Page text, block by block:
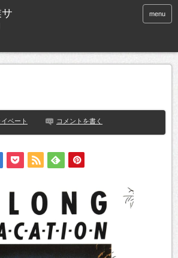
menu
ベート コメントを書く